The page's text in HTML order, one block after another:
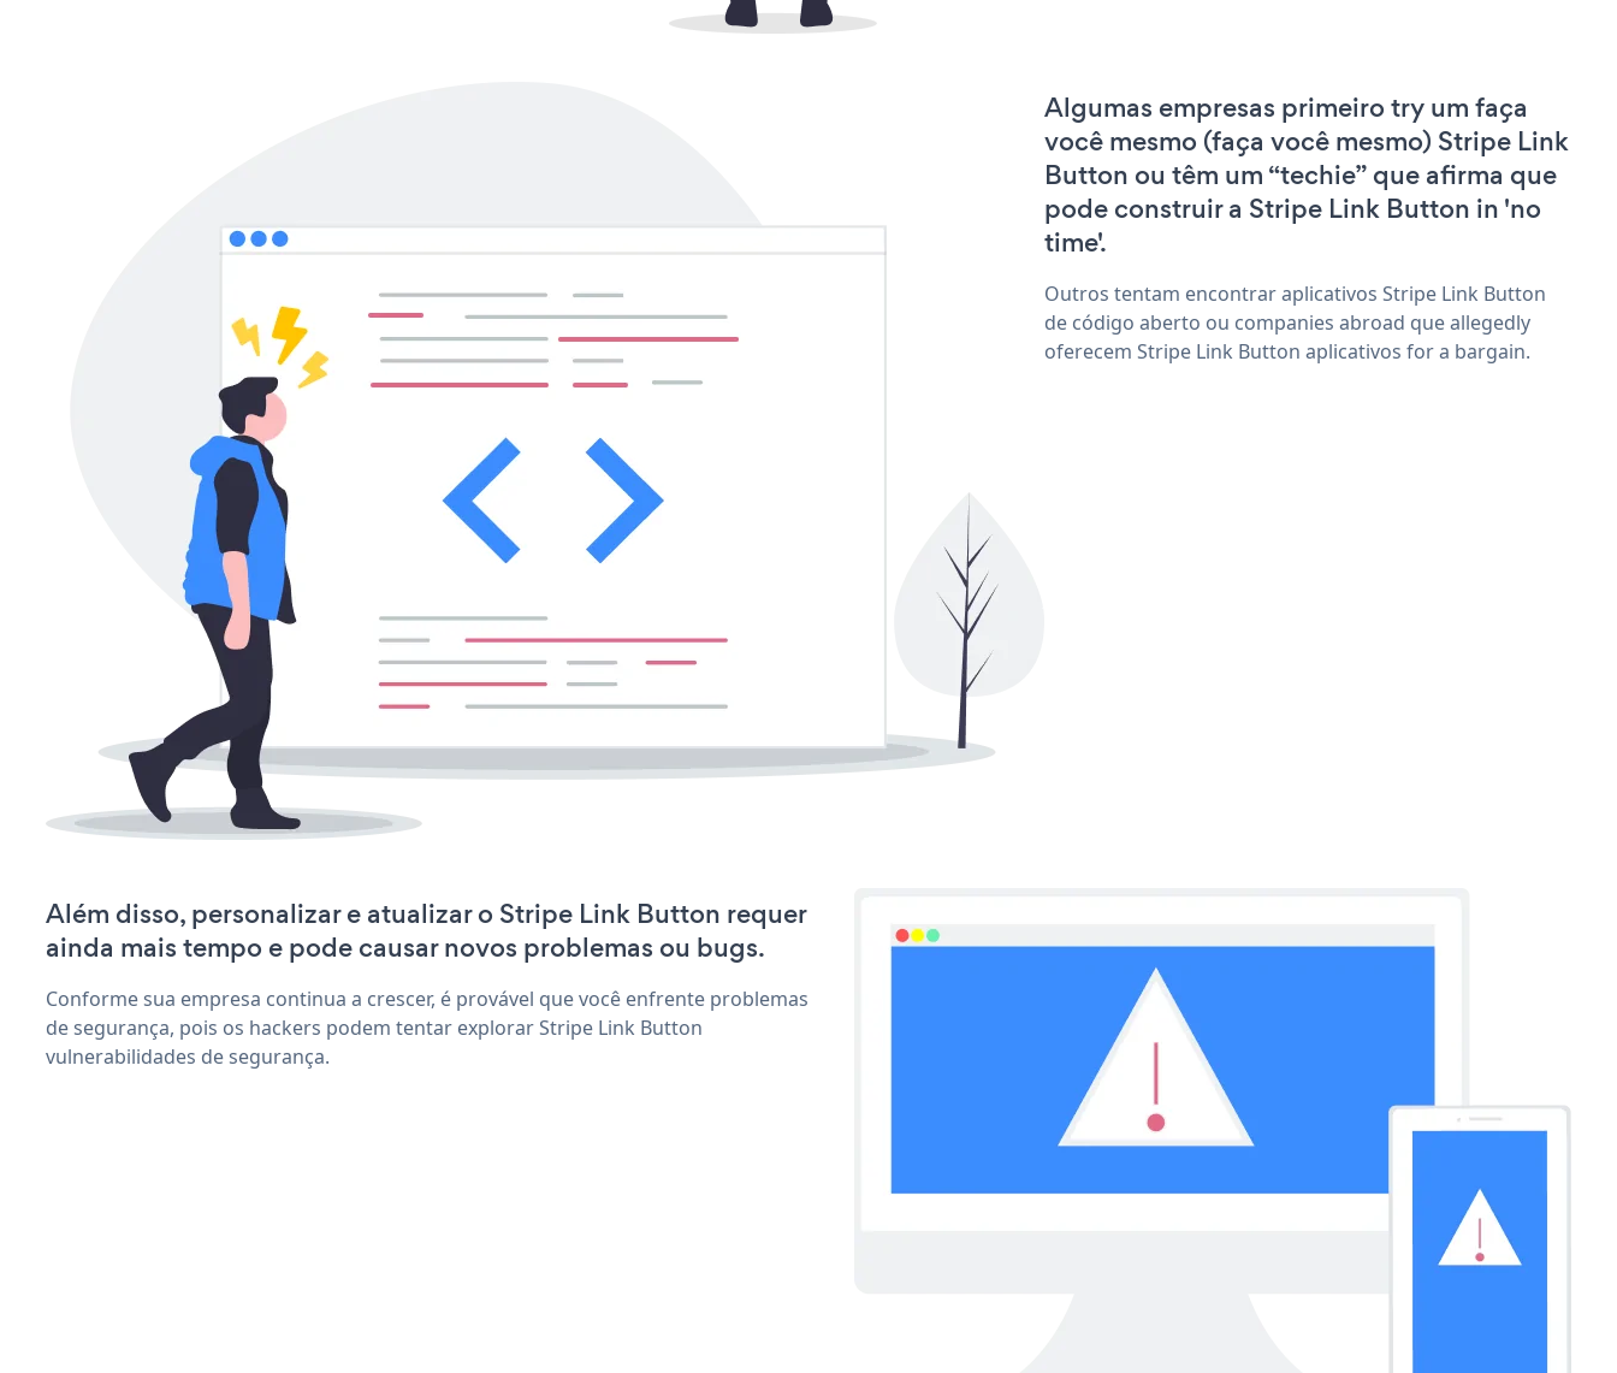
Algumas empresas primeiro try um faça
você mesmo (faça você mesmo) Stripe Link
Button ou têm um “techie” que afirma que
pode construir a Stripe Link Button in 'no
time'.
Outros tentam encontrar aplicativos Stripe Link Button
de código aberto ou companies abroad que allegedly
oferecem Stripe Link Button aplicativos for a bargain.
Além disso, personalizar e atualizar o Stripe Link Button requer
ainda mais tempo e pode causar novos problemas ou bugs.
Conforme sua empresa continua a crescer, é provável que você enfrente problemas
de segurança, pois os hackers podem tentar explorar Stripe Link Button
vulnerabilidades de segurança.